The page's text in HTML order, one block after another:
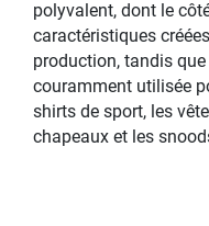
polyvalent, dont le
caractéristiques
production, tandis que
couramment utilisée
shirts de sport, les
chapeaux et les